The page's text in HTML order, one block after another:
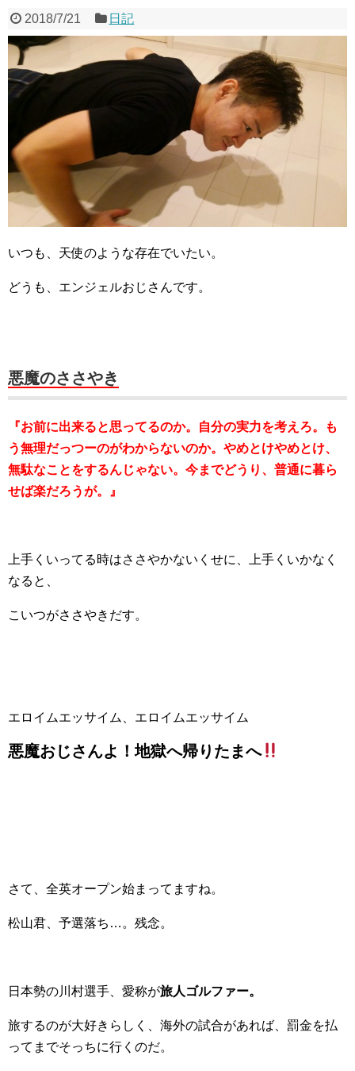
2018/7/21 日記
いつも、天使のような存在でいたい。
どうも、エンジェルおじさんです。
悪魔のささやき
『お前に出来ると思ってるのか。自分の実力を考えろ。も
う無理だっつーのがわからないのか。やめとけやめとけ、
無駄なことをするんじゃない。今までどうり、普通に暮ら
せば楽だろうが。』
上手くいってる時はささやかないくせに、上手くいかなく
なると、
こいつがささやきだす。
エロイムエッサイム、エロイムエッサイム
悪魔おじさんよ！地獄へ帰りたまへ
さて、全英オープン始まってますね。
松山君、予選落ち…。残念。
日本勢の川村選手、愛称が旅人ゴルファー。
旅するのが大好きらしく、海外の試合があれば、罰金を払
ってまでそっちに行くのだ。